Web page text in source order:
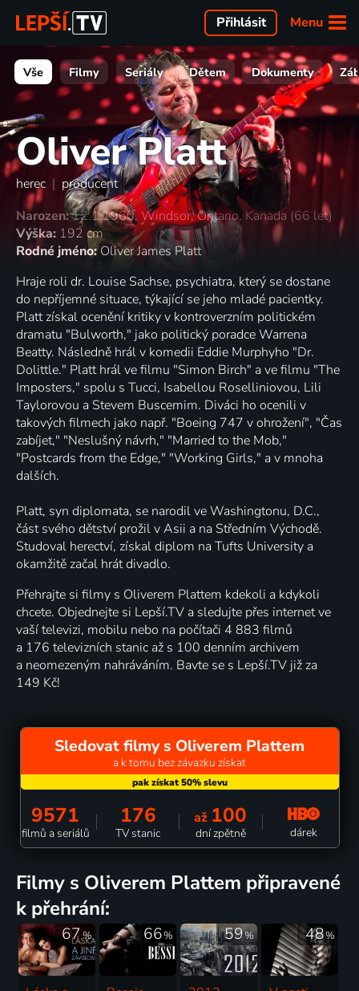
Menu
Přihlásit
Vše Filmy Seriály Dětem Dokumenty
Oliver Platt
herec | producent
Narozen:12.1.1960, Windsor, Ontario, Kanada (66 let)
Výška: 192 cm
Rodné jméno:Oliver James Platt
Hraje roli dr. Louise Sachse, psychiatra, který se dostane
do nepříjemné situace, týkající se jeho mladé pacientky.
Platt získal ocenění kritiky v kontroverzním politickém
dramatu "Bulworth," jako politický poradce Warrena
Beatty. Následně hrál v komedii Eddie Murphyho "Dr.
Dolittle." Platt hrál ve filmu "Simon Birch" a ve filmu "The
Imposters," spolu s Tucci, Isabellou Roselliniovou, Lili
Taylorovou a Stevem Buscemim. Diváci ho ocenili v
takových filmech jako např. "Boeing 747 v ohrožení", "Čas
zabíjet," "Neslušný návrh," "Married to the Mob,"
"Postcards from the Edge," "Working Girls," a v mnoha
dalších.
Platt, syn diplomata, se narodil ve Washingtonu, D.C.,
část svého dětství prožil v Asii a na Středním Východě.
Studoval herectví, získal diplom na Tufts University a
okamžitě začal hrát divadlo.
Přehrajte si filmy s Oliverem Plattem kdekoli a kdykoli
chcete. Objednejte si Lepší.TV a sledujte přes internet ve
vaší televizi, mobilu nebo na počítači 4 883 filmů
a 176 televizních stanic až s 100 denním archivem
a neomezeným nahráváním. Bavte se s Lepší.TV již za
149 Kč!
Sledovat filmy s Oliverem Plattem
a k tomu bez závazku získat
9571
filmů a seriálů
176
TV stanic
až 100
dní zpětně dárek
filmy s Oliverem Plattem připravené
k přehrání:
67% 66% 59% 48%